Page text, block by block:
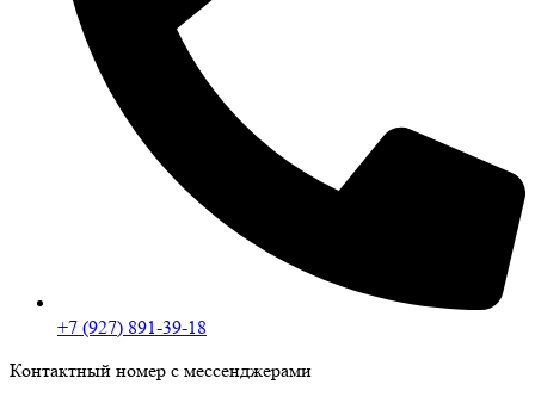
+7 (927) 891-39-18
Контактный номер с мессенджерами